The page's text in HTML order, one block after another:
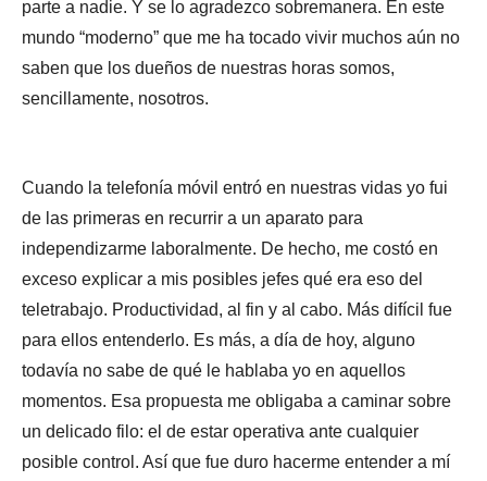
parte a nadie. Y se lo agradezco sobremanera. En este
mundo “moderno” que me ha tocado vivir muchos aún no
saben que los dueños de nuestras horas somos,
sencillamente, nosotros.
Cuando la telefonía móvil entró en nuestras vidas yo fui
de las primeras en recurrir a un aparato para
independizarme laboralmente. De hecho, me costó en
exceso explicar a mis posibles jefes qué era eso del
teletrabajo. Productividad, al fin y al cabo. Más difícil fue
para ellos entenderlo. Es más, a día de hoy, alguno
todavía no sabe de qué le hablaba yo en aquellos
momentos. Esa propuesta me obligaba a caminar sobre
un delicado filo: el de estar operativa ante cualquier
posible control. Así que fue duro hacerme entender a mí